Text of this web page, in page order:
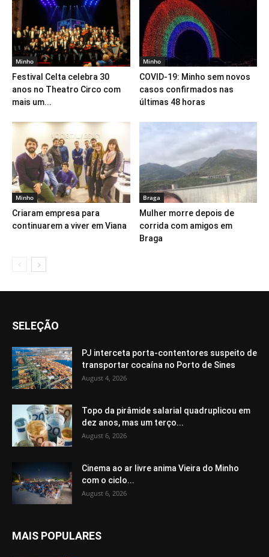
Minho
Festival Celta celebra 30
anos no Theatro Circo com
mais um...
Minho
COVID-19: Minho sem novos
casos confirmados nas
últimas 48 horas
Minho
Criaram empresa para
continuarem a viver em Viana
Braga
Mulher morre depois de
corrida com amigos em
Braga
SELEÇÃO
PJ interceta porta-contentores suspeito de
transportar cocaína no Porto de Sines
August 4, 2026
Topo da pirâmide salarial quadruplicou em
dez anos, mas um terço...
August 6, 2026
Cinema ao ar livre anima Vieira do Minho
com o ciclo...
August 6, 2026
MAIS POPULARES